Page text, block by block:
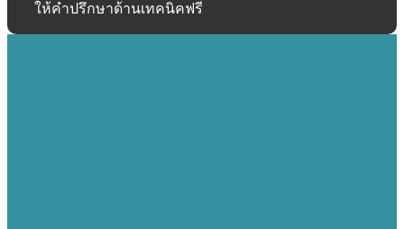
ให้คำปรึกษาด้านเทคนิคฟรี